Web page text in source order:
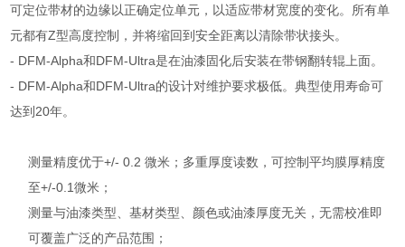
可定位带材的边缘以正确定位单元，以适应带材宽度的变化。所有单
元都有Z型高度控制，并将缩回到安全距离以清除带状接头。
- DFM-Alpha和DFM-Ultra是在油漆固化后安装在带钢翻转辊上面。
- DFM-Alpha和DFM-Ultra的设计对维护要求极低。典型使用寿命可
达到20年。
测量精度优于+/- 0.2 微米；多重厚度读数，可控制平均膜厚精度
至+/-0.1微米；
测量与油漆类型、基材类型、颜色或油漆厚度无关，无需校准即
可覆盖广泛的产品范围；